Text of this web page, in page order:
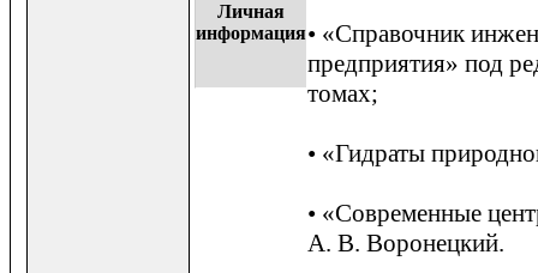
Личная
информация• «Справочник
предприятия» под
томах;
• «Гидраты
• «Современные
А. В. Воронецкий.